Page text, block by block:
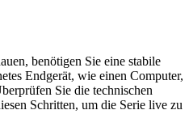
benötigen Sie eine stabile
Endgerät, wie einen Computer,
Sie die technischen
Schritten, um die Serie live zu